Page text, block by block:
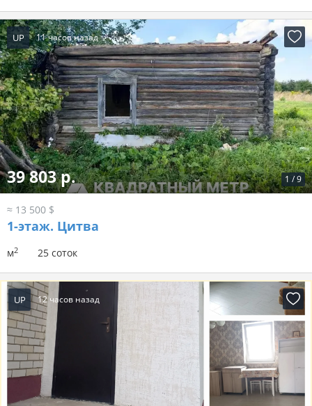
UP 11 часов назад
1 /9
39 803 р.
≈ 13 500 $
1-этаж. Цитва
м2 25 соток
UP 12 часов назад